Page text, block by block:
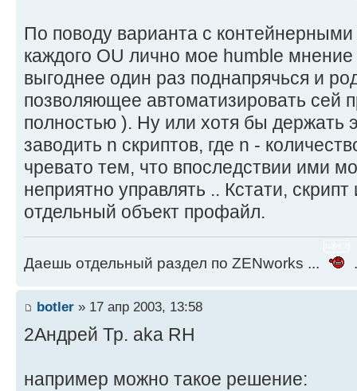
По поводу варианта с контейнерными
каждого OU лично мое humble
выгоднее один раз поднапрячься и
позволяющее автоматизировать сей
полностью ). Ну или хотя бы держать
заводить n скриптов, где n -
чревато тем, что впоследствии ими
неприятно управлять .. Кстати,
отдельный объект профайл.
Даешь отдельный раздел по ZENworks ...
botler » 17 апр 2003, 13:58
2Андрей Тр. aka RH
например можно такое решение: